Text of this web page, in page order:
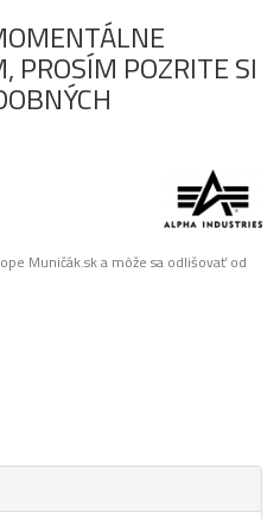
PROSÍM POZRITE SI
Muničák.sk a môže sa odlišovať od